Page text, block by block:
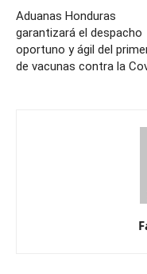
Aduanas Honduras
garantizará el despacho
oportuno y ágil del
de vacunas contra la